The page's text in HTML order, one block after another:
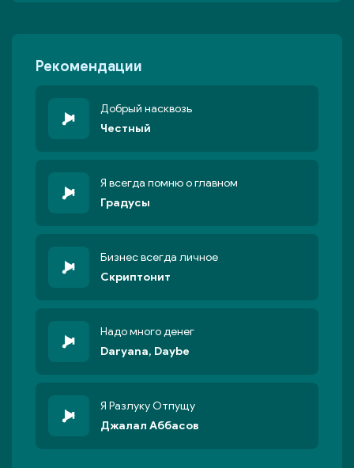
Рекомендации
Добрый насквозь
Честный
Я всегда помню о главном
Градусы
Бизнес всегда личное
Скриптонит
Надо много денег
Daryana, Daybe
Я Разлуку Отпущу
Джалал Аббасов